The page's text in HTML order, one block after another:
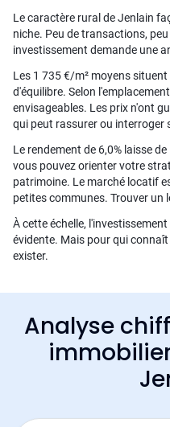
Le caractère rural de Jenlain
niche. Peu de transactions,
investissement demande une
Les 1 735 €/m² moyens
d'équilibre. Selon
envisageables. Les prix n'ont
qui peut rassurer ou interroger
Le rendement de 6,0% laisse
vous pouvez orienter votre
patrimoine. Le marché locatif
petites communes. Trouver un
À cette échelle,
évidente. Mais pour qui
exister.
Analyse